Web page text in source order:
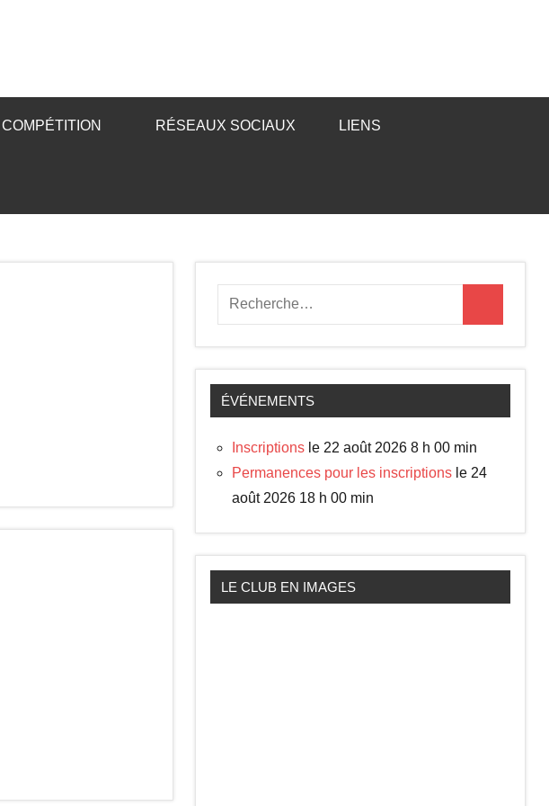
RÉSEAUX SOCIAUX LIENS
Recherche
pour
:
ÉVÉNEMENTS
Inscriptions le 22 août 2026 8 h 00 min
Permanences pour les inscriptions le 24
août 2026 18 h 00 min
LE CLUB EN IMAGES